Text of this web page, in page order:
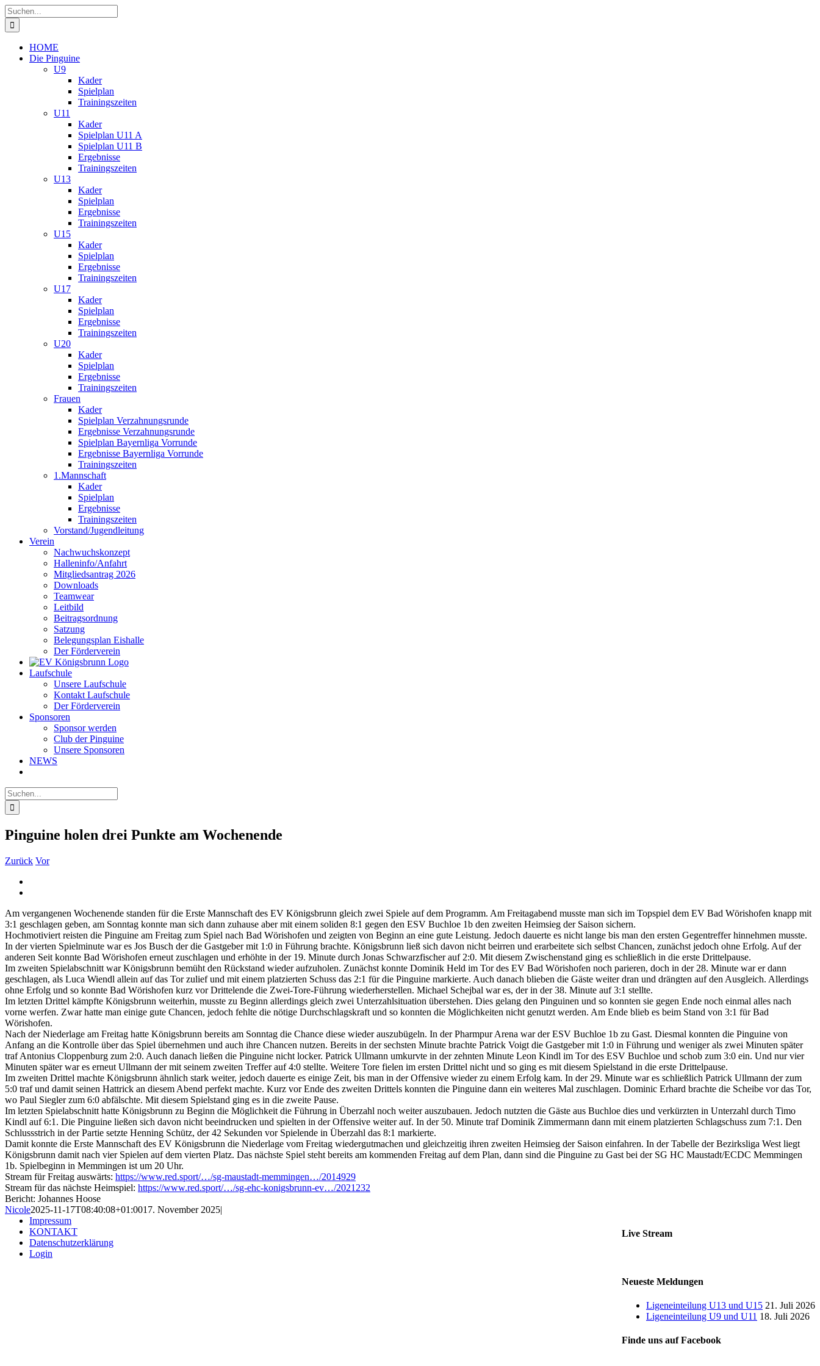
Zum
Inhalt
springen
Suche
nach:
HOME
Die Pinguine
U9
Kader
Spielplan
Trainingszeiten
U11
Kader
Spielplan U11 A
Spielplan U11 B
Ergebnisse
Trainingszeiten
U13
Kader
Spielplan
Ergebnisse
Trainingszeiten
U15
Kader
Spielplan
Ergebnisse
Trainingszeiten
U17
Kader
Spielplan
Ergebnisse
Trainingszeiten
U20
Kader
Spielplan
Ergebnisse
Trainingszeiten
Frauen
Kader
Spielplan Verzahnungsrunde
Ergebnisse Verzahnungsrunde
Spielplan Bayernliga Vorrunde
Ergebnisse Bayernliga Vorrunde
Trainingszeiten
1.Mannschaft
Kader
Spielplan
Ergebnisse
Trainingszeiten
Vorstand/Jugendleitung
Verein
Nachwuchskonzept
Halleninfo/Anfahrt
Mitgliedsantrag 2026
Downloads
Teamwear
Leitbild
Beitragsordnung
Satzung
Belegungsplan Eishalle
Der Förderverein
Laufschule
Unsere Laufschule
Kontakt Laufschule
Der Förderverein
Sponsoren
Sponsor werden
Club der Pinguine
Unsere Sponsoren
NEWS
Suche
nach:
Pinguine holen drei Punkte am Wochenende
Zurück Vor
Am vergangenen Wochenende standen für die Erste Mannschaft des EV Königsbrunn gleich zwei Spiele auf dem Programm. Am Freitagabend musste man sich im Topspiel dem EV Bad Wörishofen knapp mit
3:1 geschlagen geben, am Sonntag konnte man sich dann zuhause aber mit einem soliden 8:1 gegen den ESV Buchloe 1b den zweiten Heimsieg der Saison sichern.
Hochmotiviert reisten die Pinguine am Freitag zum Spiel nach Bad Wörishofen und zeigten von Beginn an eine gute Leistung. Jedoch dauerte es nicht lange bis man den ersten Gegentreffer hinnehmen musste.
In der vierten Spielminute war es Jos Busch der die Gastgeber mit 1:0 in Führung brachte. Königsbrunn ließ sich davon nicht beirren und erarbeitete sich selbst Chancen, zunächst jedoch ohne Erfolg. Auf der
anderen Seit konnte Bad Wörishofen erneut zuschlagen und erhöhte in der 19. Minute durch Jonas Schwarzfischer auf 2:0. Mit diesem Zwischenstand ging es schließlich in die erste Drittelpause.
Im zweiten Spielabschnitt war Königsbrunn bemüht den Rückstand wieder aufzuholen. Zunächst konnte Dominik Held im Tor des EV Bad Wörishofen noch parieren, doch in der 28. Minute war er dann
geschlagen, als Luca Wiendl allein auf das Tor zulief und mit einem platzierten Schuss das 2:1 für die Pinguine markierte. Auch danach blieben die Gäste weiter dran und drängten auf den Ausgleich. Allerdings
ohne Erfolg und so konnte Bad Wörishofen kurz vor Drittelende die Zwei-Tore-Führung wiederherstellen. Michael Schejbal war es, der in der 38. Minute auf 3:1 stellte.
Im letzten Drittel kämpfte Königsbrunn weiterhin, musste zu Beginn allerdings gleich zwei Unterzahlsituation überstehen. Dies gelang den Pinguinen und so konnten sie gegen Ende noch einmal alles nach
vorne werfen. Zwar hatte man einige gute Chancen, jedoch fehlte die nötige Durchschlagskraft und so konnten die Möglichkeiten nicht genutzt werden. Am Ende blieb es beim Stand von 3:1 für Bad
Wörishofen.
Nach der Niederlage am Freitag hatte Königsbrunn bereits am Sonntag die Chance diese wieder auszubügeln. In der Pharmpur Arena war der ESV Buchloe 1b zu Gast. Diesmal konnten die Pinguine von
Anfang an die Kontrolle über das Spiel übernehmen und auch ihre Chancen nutzen. Bereits in der sechsten Minute brachte Patrick Voigt die Gastgeber mit 1:0 in Führung und weniger als zwei Minuten später
traf Antonius Cloppenburg zum 2:0. Auch danach ließen die Pinguine nicht locker. Patrick Ullmann umkurvte in der zehnten Minute Leon Kindl im Tor des ESV Buchloe und schob zum 3:0 ein. Und nur vier
Minuten später war es erneut Ullmann der mit seinem zweiten Treffer auf 4:0 stellte. Weitere Tore fielen im ersten Drittel nicht und so ging es mit diesem Spielstand in die erste Drittelpause.
Im zweiten Drittel machte Königsbrunn ähnlich stark weiter, jedoch dauerte es einige Zeit, bis man in der Offensive wieder zu einem Erfolg kam. In der 29. Minute war es schließlich Patrick Ullmann der zum
5:0 traf und damit seinen Hattrick an diesem Abend perfekt machte. Kurz vor Ende des zweiten Drittels konnten die Pinguine dann ein weiteres Mal zuschlagen. Dominic Erhard brachte die Scheibe vor das Tor,
wo Paul Siegler zum 6:0 abfälschte. Mit diesem Spielstand ging es in die zweite Pause.
Im letzten Spielabschnitt hatte Königsbrunn zu Beginn die Möglichkeit die Führung in Überzahl noch weiter auszubauen. Jedoch nutzten die Gäste aus Buchloe dies und verkürzten in Unterzahl durch Timo
Kindl auf 6:1. Die Pinguine ließen sich davon nicht beeindrucken und spielten in der Offensive weiter auf. In der 50. Minute traf Dominik Zimmermann dann mit einem platzierten Schlagschuss zum 7:1. Den
Schlussstrich in der Partie setzte Henning Schütz, der 42 Sekunden vor Spielende in Überzahl das 8:1 markierte.
Damit konnte die Erste Mannschaft des EV Königsbrunn die Niederlage vom Freitag wiedergutmachen und gleichzeitig ihren zweiten Heimsieg der Saison einfahren. In der Tabelle der Bezirksliga West liegt
Königsbrunn damit nach vier Spielen auf dem vierten Platz. Das nächste Spiel steht bereits am kommenden Freitag auf dem Plan, dann sind die Pinguine zu Gast bei der SG HC Maustadt/ECDC Memmingen
1b. Spielbeginn in Memmingen ist um 20 Uhr.
Stream für Freitag auswärts: https://www.red.sport/…/sg-maustadt-memmingen…/2014929
Stream für das nächste Heimspiel: https://www.red.sport/…/sg-ehc-konigsbrunn-ev…/2021232
Bericht: Johannes Hoose
Nicole2025-11-17T08:40:08+01:0017. November 2025|
Live Stream
Neueste Meldungen
Ligeneinteilung U13 und U15 21. Juli 2026
Ligeneinteilung U9 und U11 18. Juli 2026
Finde uns auf Facebook
Impressum
KONTAKT
Datenschutzerklärung
Login